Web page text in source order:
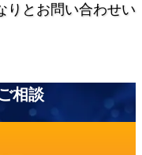
りとお問い合わせい
相談